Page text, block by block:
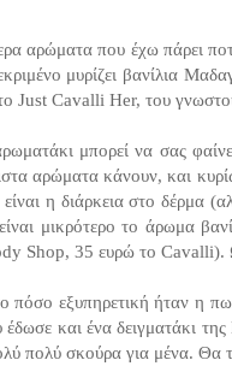
αρώματα που έχω πάρει
μυρίζει βανίλια
Just Cavalli Her, του
μπορεί να σας
αρώματα κάνουν, και
η διάρκεια στο δέρμα
μικρότερο το άρωμα
Shop, 35 ευρώ το Cavalli).
πόσο εξυπηρετική ήταν η
και ένα δειγματάκι
πολύ σκούρα για μένα. Θα